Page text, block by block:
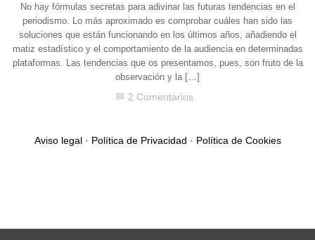
No hay fórmulas secretas para adivinar las futuras tendencias en el
periodismo. Lo más aproximado es comprobar cuáles han sido las
soluciones que están funcionando en los últimos años, añadiendo el
matiz estadístico y el comportamiento de la audiencia en determinadas
plataformas. Las tendencias que os presentamos, pues, son fruto de la
observación y la […]
chat_bubble 2 Comentarios
Aviso legal· Política de Privacidad · Política de Cookies